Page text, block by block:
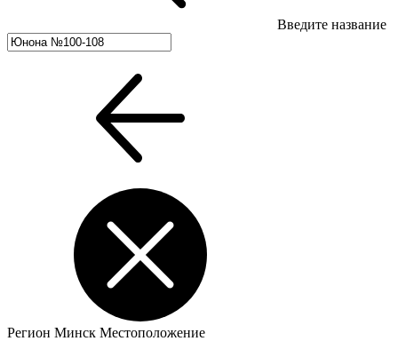
Введите название
Регион Минск Местоположение